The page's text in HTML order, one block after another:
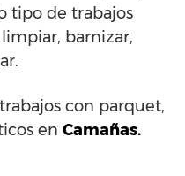
tipo de trabajos
barnizar,
con parquet,
en Camañas.